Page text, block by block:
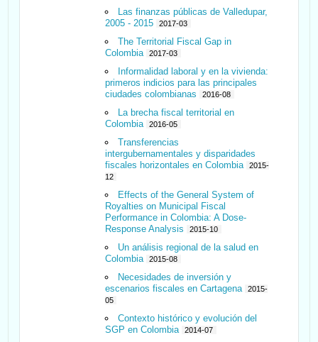
Las finanzas públicas de Valledupar,
2005 - 2015
2017-03
The Territorial Fiscal Gap in
Colombia
2017-03
Informalidad laboral y en la vivienda:
primeros indicios para las principales
ciudades colombianas
2016-08
La brecha fiscal territorial en
Colombia
2016-05
Transferencias
intergubernamentales y disparidades
fiscales horizontales en Colombia
2015-
12
Effects of the General System of
Royalties on Municipal Fiscal
Performance in Colombia: A Dose-
Response Analysis
2015-10
Un análisis regional de la salud en
Colombia
2015-08
Necesidades de inversión y
escenarios fiscales en Cartagena
2015-
05
Contexto histórico y evolución del
SGP en Colombia
2014-07